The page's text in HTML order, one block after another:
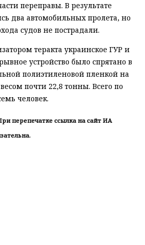
переправы. В результате
два автомобильных пролета, но
судов не пострадали.
теракта украинское ГУР и
устройство было спрятано в
полиэтиленовой пленкой на
почти 22,8 тонны. Всего по
человек.
перепечатке ссылка на сайт ИА